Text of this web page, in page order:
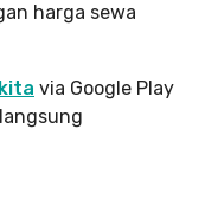
harga sewa
via Google Play